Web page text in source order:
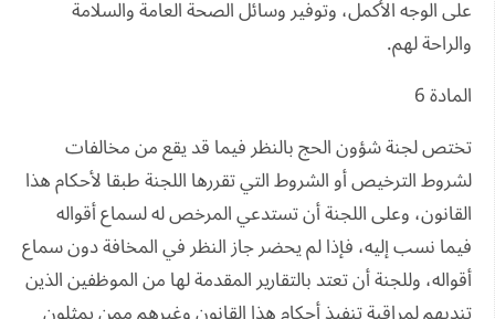
على الوجه الأكمل، وتوفير وسائل الصحة العامة والسلامة
والراحة لهم.
المادة 6
تختص لجنة شؤون الحج بالنظر فيما قد يقع من مخالفات
لشروط الترخيص أو الشروط التي تقررها اللجنة طبقا لأحكام هذا
القانون، وعلى اللجنة أن تستدعي المرخص له لسماع أقواله
فيما نسب إليه، فإذا لم يحضر جاز النظر في المخافة دون سماع
أقواله، وللجنة أن تعتد بالتقارير المقدمة لها من الموظفين الذين